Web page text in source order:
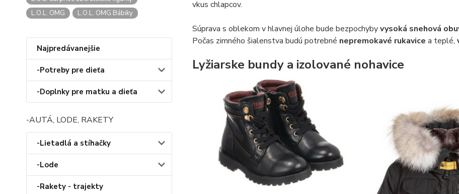
L.O.L. OMG
L.O.L. OMG Bábiky
Najpredávanejšie
-Potreby pre dieťa
-Doplnky pre matku a dieťa
-AUTÁ, LODE, RAKETY
-Lietadlá a stíhačky
-Lode
-Rakety - trajekty
vkus chlapcov.
Súprava s oblekom v hlavnej úlohe bude bezpochybyvysoká snehová
Počas zimného šialenstva budú potrebné nepremokavé rukavice a teplé,
Lyžiarske bundy a izolované nohavice